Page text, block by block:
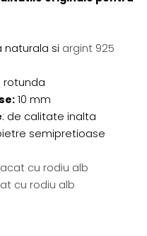
naturala si argint 925
: rotunda
10 mm
: de calitate inalta
semipretioase
cu rodiu alb
cu rodiu alb